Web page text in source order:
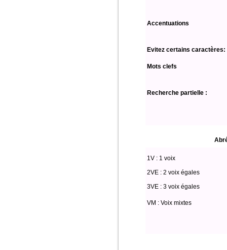
Accentuations
Evitez certains caractères:
Mots clefs
Recherche partielle :
1V : 1 voix
2VE : 2 voix égales
3VE : 3 voix égales
VM : Voix mixtes